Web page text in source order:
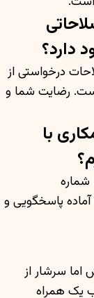
دارد؟
درخواستی از
است. رضایت شما و
با
شماره
پاسخگویی و
اما سرشار از
یک همراه